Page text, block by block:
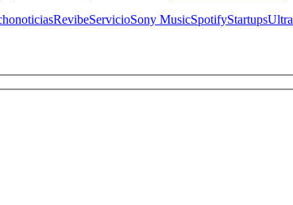
noticiasRevibeServicioSony MusicSpotifyStartupsUltra